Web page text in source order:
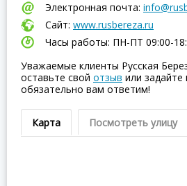
Электронная почта:
Сайт: www.rusbereza.ru
Часы работы: ПН-ПТ 09:00-
Уважаемые клиенты Русская
оставьте свой отзыв или
обязательно вам ответим!
Карта Посмотреть улицу